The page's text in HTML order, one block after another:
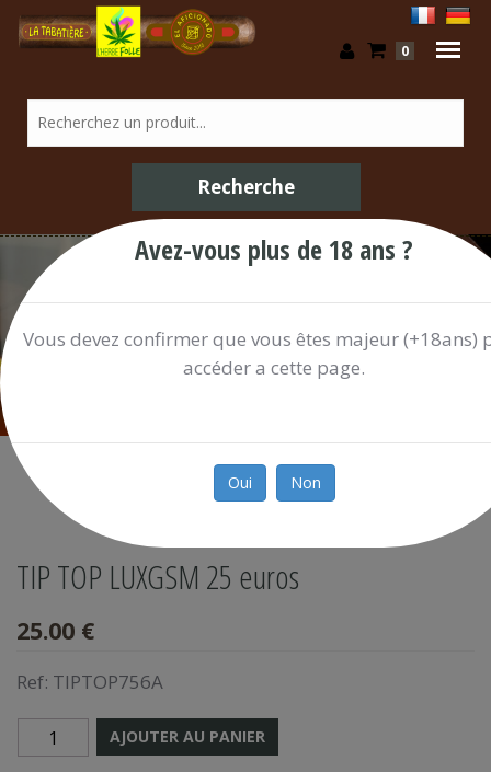
0
/ Shop
TIP TOP LUXGSM 25 euros
25.00 €
Ref: TIPTOP756A
AJOUTER AU PANIER
Avez-vous plus de 18 ans ?
Vous devez confirmer que vous êtes majeur (+18ans)
accéder a cette page.
Oui Non